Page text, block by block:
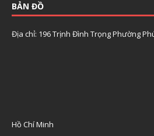
BẢN ĐỒ
Địa chỉ: 196 Trịnh Đình Trọng Phường
Hồ Chí Minh